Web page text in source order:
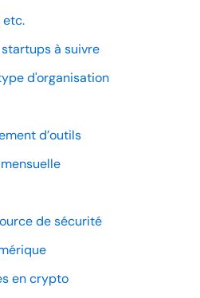
etc.
à suivre
d'organisation
d’outils
de sécurité
en crypto